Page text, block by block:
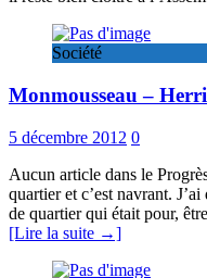
Société
Monmousseau –
5 décembre 2012 0
Aucun article dans le
quartier et c’est navrant.
de quartier qui était pour,
[Lire la suite →]